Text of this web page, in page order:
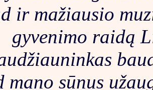
ir mažiausio
gyvenimo raidą
mano sūnus